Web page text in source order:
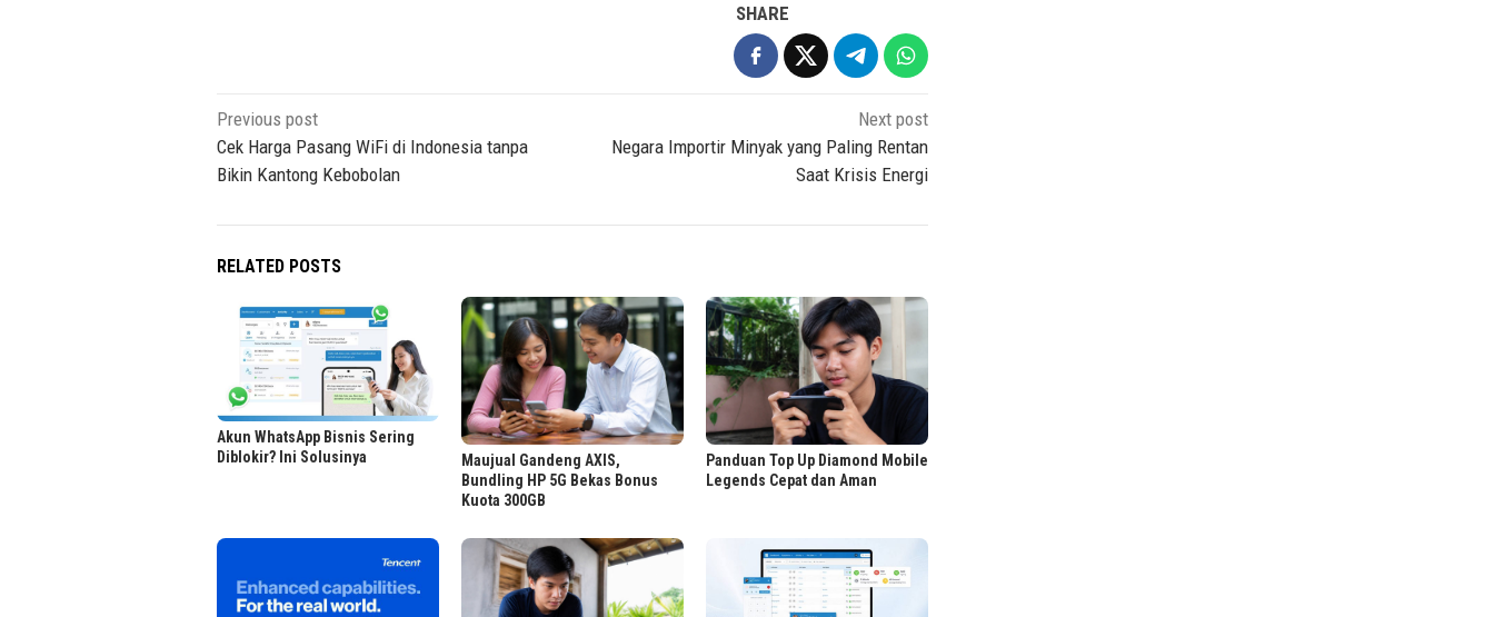
SHARE
Post
navigation
Previous post
Cek Harga Pasang WiFi di Indonesia tanpa
Bikin Kantong Kebobolan
Next post
Negara Importir Minyak yang Paling Rentan
Saat Krisis Energi
RELATED POSTS
Akun WhatsApp Bisnis Sering
Diblokir? Ini Solusinya
Maujual Gandeng AXIS,
Bundling HP 5G Bekas Bonus
Kuota 300GB
Panduan Top Up Diamond Mobile
Legends Cepat dan Aman